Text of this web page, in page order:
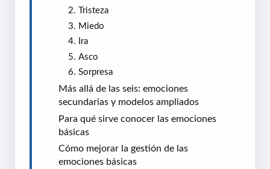
2. Tristeza
3. Miedo
4. Ira
5. Asco
6. Sorpresa
Más allá de las seis: emociones
secundarias y modelos ampliados
Para qué sirve conocer las emociones
básicas
Cómo mejorar la gestión de las
emociones básicas